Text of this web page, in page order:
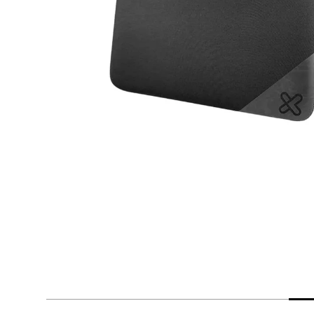
lácteos y refrigerados
vinos y licores